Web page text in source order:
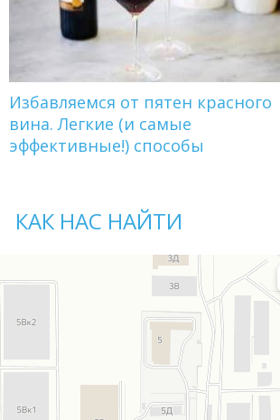
Избавляемся от пятен красного
вина. Легкие (и самые
эффективные!) способы
КАК НАС НАЙТИ